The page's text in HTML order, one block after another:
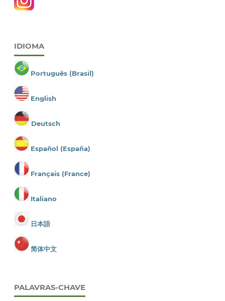
IDIOMA
Português (Brasil)
English
Deutsch
Español (España)
Français (France)
Italiano
日本語
简体中文
PALAVRAS-CHAVE